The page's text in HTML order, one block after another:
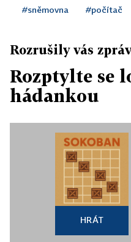
#sněmovna #počítač
Rozrušily vás
Rozptylte se
hádankou
HRÁT